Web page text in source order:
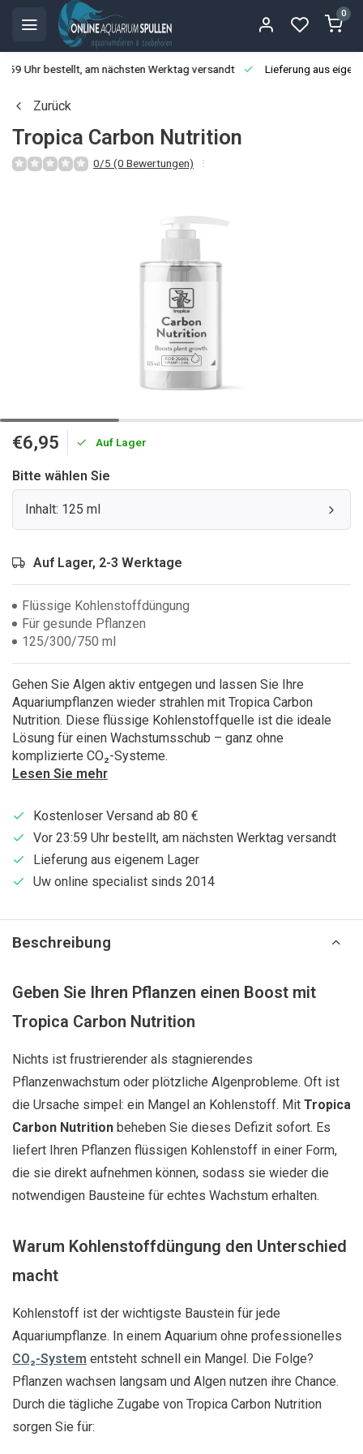
0
Uhr bestellt, am nächsten Werktag versandt Lieferung aus
Zurück
Tropica Carbon Nutrition
0/5 (0 Bewertungen)
€6,95 Auf Lager
Bitte wählen Sie
Inhalt: 125 ml
Auf Lager, 2-3 Werktage
Flüssige Kohlenstoffdüngung
Für gesunde Pflanzen
125/300/750 ml
Gehen Sie Algen aktiv entgegen und lassen Sie Ihre
Aquariumpflanzen wieder strahlen mit Tropica Carbon
Nutrition. Diese flüssige Kohlenstoffquelle ist die ideale
Lösung für einen Wachstumsschub – ganz ohne
komplizierte CO₂-Systeme.
Lesen Sie mehr
Kostenloser Versand ab 80 €
Vor 23:59 Uhr bestellt, am nächsten Werktag versandt
Lieferung aus eigenem Lager
Uw online specialist sinds 2014
Beschreibung
Geben Sie Ihren Pflanzen einen Boost mit
Tropica Carbon Nutrition
Nichts ist frustrierender als stagnierendes
Pflanzenwachstum oder plötzliche Algenprobleme. Oft ist
die Ursache simpel: ein Mangel an Kohlenstoff. Mit Tropica
Carbon Nutrition beheben Sie dieses Defizit sofort. Es
liefert Ihren Pflanzen flüssigen Kohlenstoff in einer Form,
die sie direkt aufnehmen können, sodass sie wieder die
notwendigen Bausteine für echtes Wachstum erhalten.
Warum Kohlenstoffdüngung den Unterschied
macht
Kohlenstoff ist der wichtigste Baustein für jede
Aquariumpflanze. In einem Aquarium ohne professionelles
CO₂-System entsteht schnell ein Mangel. Die Folge?
Pflanzen wachsen langsam und Algen nutzen ihre Chance.
Durch die tägliche Zugabe von Tropica Carbon Nutrition
sorgen Sie für: